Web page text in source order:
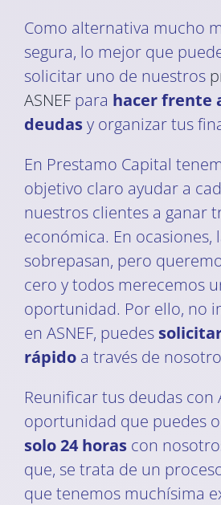
Como alternativa mucho
segura, lo mejor que
solicitar uno de nuestros
ASNEFpara hacer frente
deudasy organizar tus
En Prestamo Capital
objetivo claro ayudar a
nuestros clientes a ganar
económica. En ocasiones,
sobrepasan, pero
cero y todos merecemos
oportunidad. Por ello, no
en ASNEF, puedes
rápidoa través de
Reunificar tus deudas con
oportunidad que puedes
solo 24 horascon
que, se trata de un
que tenemos muchísima